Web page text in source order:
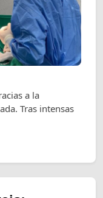
a la
Tras intensas